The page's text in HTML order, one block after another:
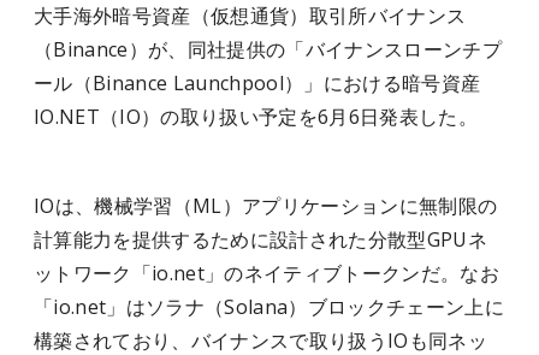
大手海外暗号資産（仮想通貨）取引所バイナンス
（Binance）が、同社提供の「バイナンスローンチプ
ール（Binance Launchpool）」における暗号資産
IO.NET（IO）の取り扱い予定を6月6日発表した。
IOは、機械学習（ML）アプリケーションに無制限の
計算能力を提供するために設計された分散型GPUネ
ットワーク「io.net」のネイティブトークンだ。なお
「io.net」はソラナ（Solana）ブロックチェーン上に
構築されており、バイナンスで取り扱うIOも同ネッ